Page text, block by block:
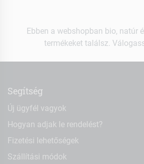
Ebben a webshopban bio, natúr
termékeket találsz.
Segítség
Új ügyfél vagyok
Hogyan adjak le rendelést?
Fizetési lehetőségek
Szállítási módok